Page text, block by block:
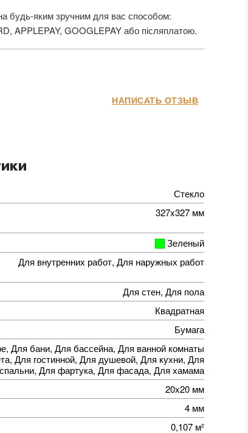
будь-яким зручним для вас способом:
APPLEPAY, GOOGLEPAY або післяплатою.
НАПИСАТЬ ОТЗЫВ
Стекло
327x327 мм
Зеленый
Для внутренних работ, Для наружных работ
Для стен, Для пола
Квадратная
Бумага
Для бани, Для бассейна, Для ванной комнаты
Для гостинной, Для душевой, Для кухни, Для
спальни, Для фартука, Для фасада, Для хамама
20x20 мм
4 мм
0,107 м²